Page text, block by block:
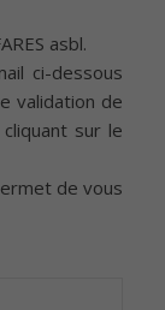
asbl.
ci-dessous
validation de
sur le
de vous